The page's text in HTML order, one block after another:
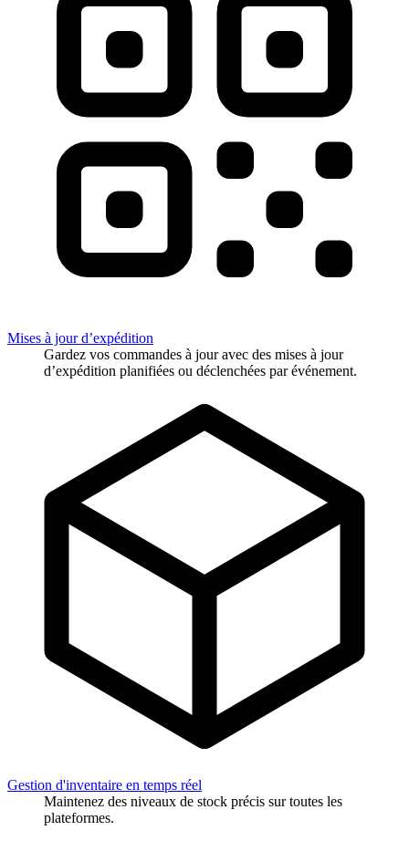
Mises à jour d’expédition
Gardez vos commandes à jour avec des mises à jour
d’expédition planifiées ou déclenchées par événement.
Gestion d'inventaire en temps réel
Maintenez des niveaux de stock précis sur toutes les
plateformes.